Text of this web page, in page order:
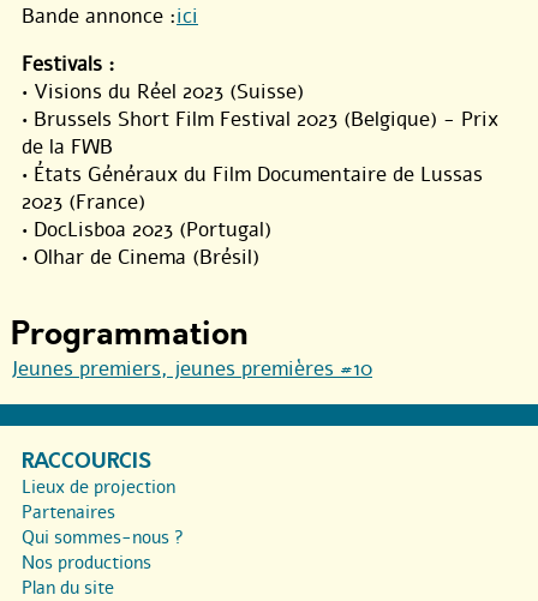
Bande annonce :ici
Festivals :
• Visions du Réel 2023 (Suisse)
• Brussels Short Film Festival 2023 (Belgique) - Prix
de la FWB
• États Généraux du Film Documentaire de Lussas
2023 (France)
• DocLisboa 2023 (Portugal)
• Olhar de Cinema (Brésil)
Programmation
Jeunes premiers, jeunes premières #10
RACCOURCIS
Lieux de projection
Partenaires
Qui sommes-nous ?
Nos productions
Plan du site